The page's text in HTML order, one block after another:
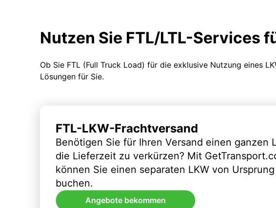
Nutzen Sie FTL/LTL-Services
Ob Sie FTL (Full Truck Load) für die exklusive Nutzung eines
Lösungen für Sie.
FTL-LKW-Frachtversand
Benötigen Sie für Ihren Versand einen ganzen
die Lieferzeit zu verkürzen? Mit
können Sie einen separaten LKW von
buchen.
Angebote bekommen